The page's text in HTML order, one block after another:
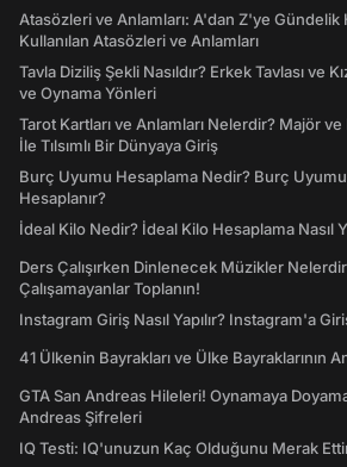
Atasözleri ve Anlamları: A'dan Z'ye Gündelik
Kullanılan Atasözleri ve Anlamları
Tavla Diziliş Şekli Nasıldır? Erkek Tavlası ve
ve Oynama Yönleri
Tarot Kartları ve Anlamları Nelerdir? Majör
İle Tılsımlı Bir Dünyaya Giriş
Burç Uyumu Hesaplama Nedir? Burç
Hesaplanır?
İdeal Kilo Nedir? İdeal Kilo Hesaplama Nasıl
Ders Çalışırken Dinlenecek Müzikler
Çalışamayanlar Toplanın!
Instagram Giriş Nasıl Yapılır? Instagram'a
41 Ülkenin Bayrakları ve Ülke Bayraklarının
GTA San Andreas Hileleri! Oynamaya
Andreas Şifreleri
IQ Testi: IQ'unuzun Kaç Olduğunu Merak